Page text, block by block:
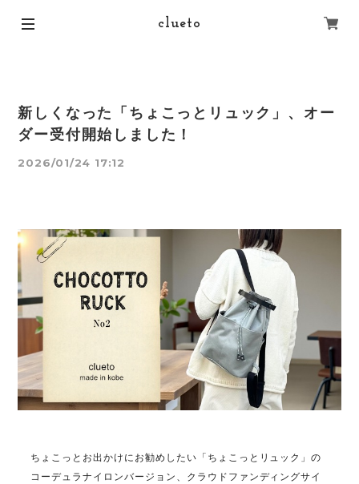
clueto
新しくなった「ちょこっとリュック」、オー
ダー受付開始しました！
2026/01/24 17:12
ちょこっとお出かけにお勧めしたい「ちょこっとリュック」の
コーデュラナイロンバージョン、クラウドファンディングサイ